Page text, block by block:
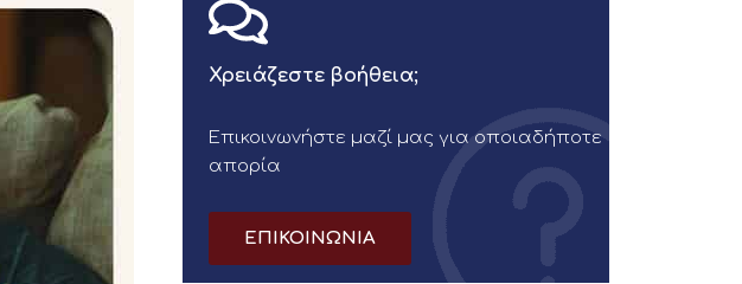
Χρειάζεστε βοήθεια;
Επικοινωνήστε μαζί μας για οποιαδήποτε
απορία
ΕΠΙΚΟΙΝΩΝΙΑ